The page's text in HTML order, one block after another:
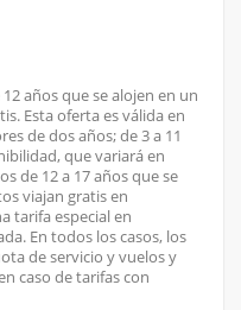
años que se alojen en un
Esta oferta es válida en
de dos años; de 3 a 11
que variará en
de 12 a 17 años que se
viajan gratis en
tarifa especial en
En todos los casos, los
de servicio y vuelos y
caso de tarifas con